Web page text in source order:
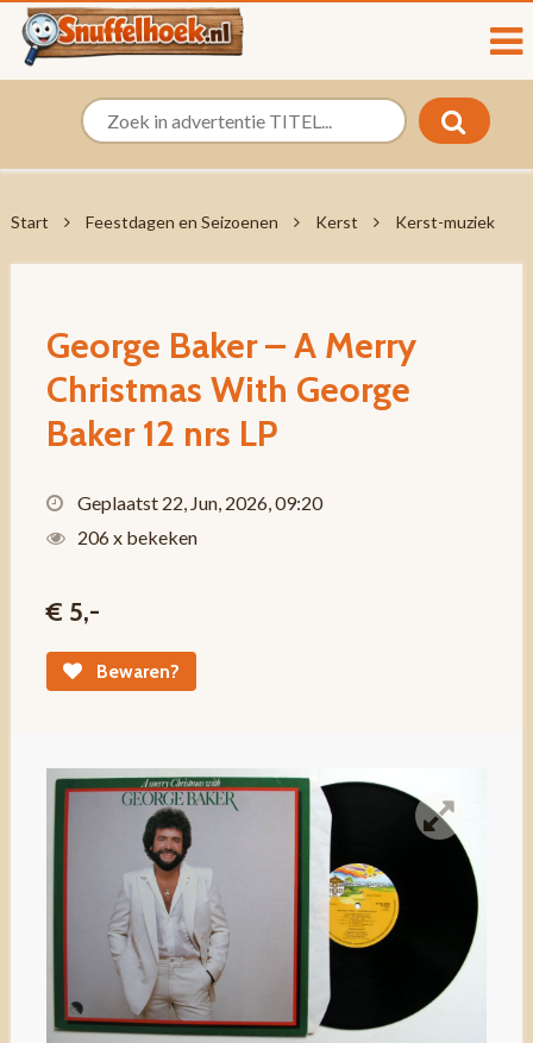
Start Feestdagen en Seizoenen Kerst Kerst-muziek
George Baker – A Merry
Christmas With George
Baker 12 nrs LP
Geplaatst 22, Jun, 2026, 09:20
206 x bekeken
€ 5,-
Bewaren?